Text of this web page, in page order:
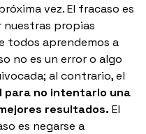
vez. El fracaso es
propias
todos aprendemos a
no es un error o algo
al contrario, el
para no intentarlo una
resultados. El
es negarse a